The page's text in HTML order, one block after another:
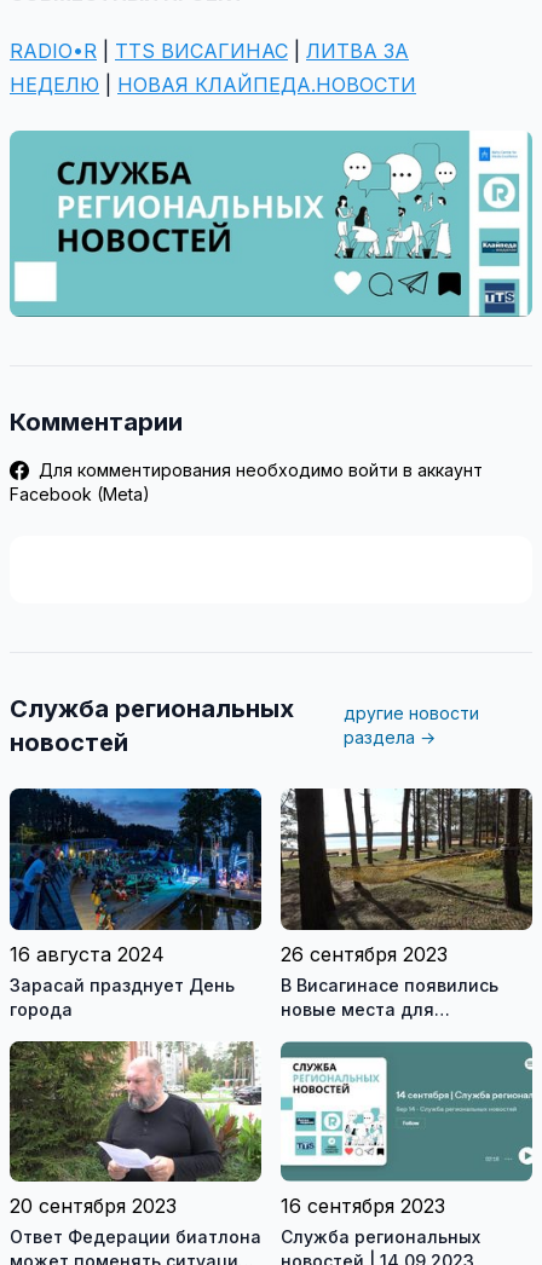
RADIO•R TTS ВИСАГИНАС
ЛИТВА ЗА
НЕДЕЛЮ
НОВАЯ КЛАЙПЕДА.НОВОСТИ
Комментарии
Для комментирования необходимо войти в аккаунт
Facebook (Meta)
Служба региональных
новостей
другие новости
раздела →
16 августа 2024
Зарасай празднует День
города
26 сентября 2023
В Висагинасе появились
новые места для
взрослых (видео)
20 сентября 2023
Ответ Федерации биатлона
может поменять ситуацию
16 сентября 2023
Служба региональных
новостей | 14.09.2023